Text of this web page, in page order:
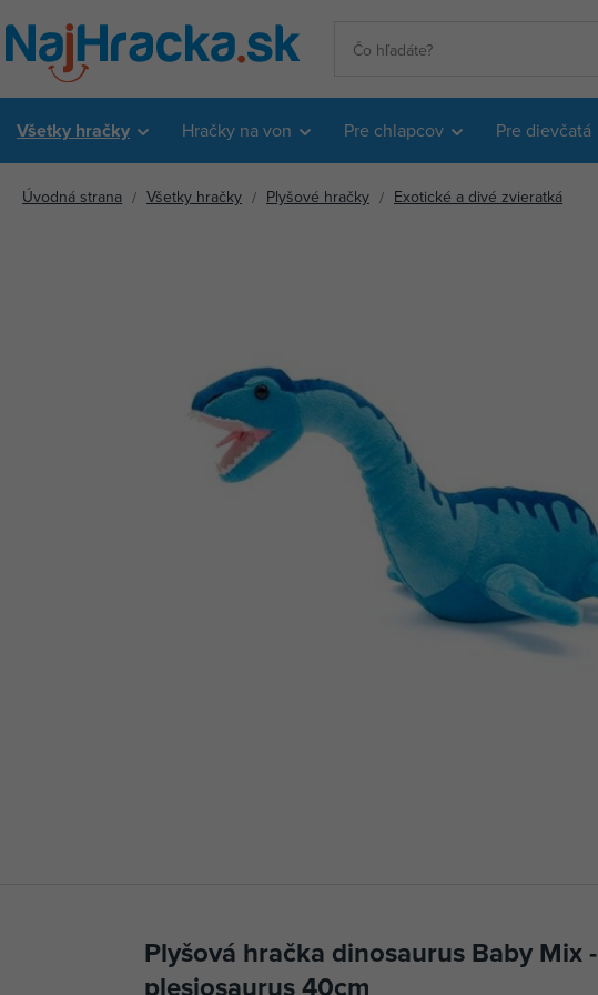
Všetky hračky Hračky na von Pre chlapcov Pre dievčatá
Úvodná strana Všetky hračky Plyšové hračky Exotické a divé zvieratká
Plyšová hračka dinosaurus Baby Mix -
plesiosaurus 40cm